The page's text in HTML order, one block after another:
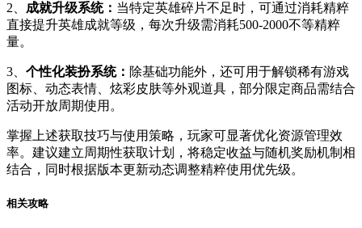
2、 成就升级系统： 当特定英雄碎片不足时，可通过消耗精粹
直接提升英雄成就等级，每次升级需消耗500-2000不等精粹
量。
3、 个性化装扮系统： 除基础功能外，还可用于解锁稀有游戏
图标、动态表情、炫彩皮肤等外观道具，部分限定商品需结合
活动开放周期使用。
掌握上述获取技巧与使用策略，玩家可显著优化资源管理效
率。建议建立周期性获取计划，将稳定收益与随机奖励机制相
结合，同时根据版本更新动态调整精粹使用优先级。
相关攻略